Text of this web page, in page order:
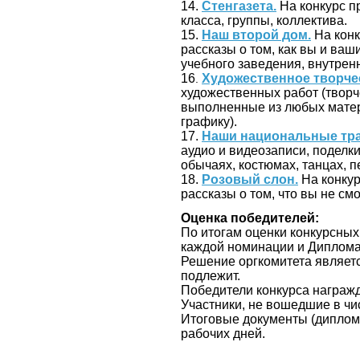
14. Стенгазета. На конкурс
класса, группы, коллектива.
15. Наш второй дом. На
рассказы о том, как вы и
учебного заведения,
16. Художественное
художественных работ
выполненные из любых
графику).
17. Наши национальные
аудио и видеозаписи,
обычаях, костюмах, танцах,
18. Розовый слон. На
рассказы о том, что вы не
Оценка победителей:
По итогам оценки
каждой номинации и
Решение оргкомитета
подлежит.
Победители конкурса
Участники, не вошедшие в
Итоговые документы
рабочих дней.